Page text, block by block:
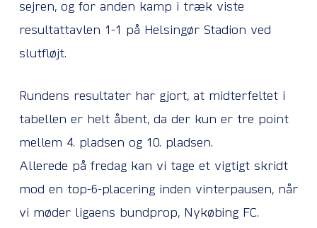
sejren, og for anden kamp i træk viste
resultattavlen 1-1 på Helsingør Stadion ved
slutfløjt.
Rundens resultater har gjort, at midterfeltet i
tabellen er helt åbent, da der kun er tre point
mellem 4. pladsen og 10. pladsen.
Allerede på fredag kan vi tage et vigtigt skridt
mod en top-6-placering inden vinterpausen, når
vi møder ligaens bundprop, Nykøbing FC.